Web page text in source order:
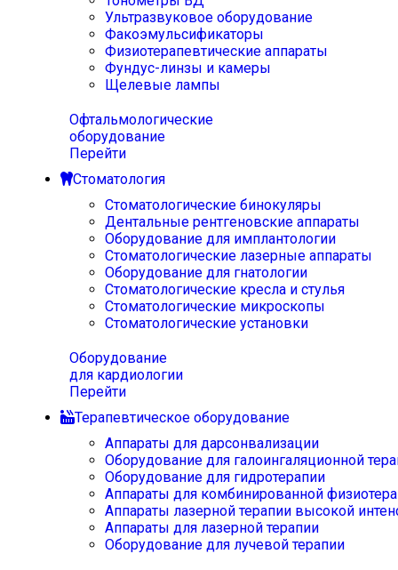
Ультразвуковое оборудование
Факоэмульсификаторы
Физиотерапевтические аппараты
Фундус-линзы и камеры
Щелевые лампы
Офтальмологические
оборудование
Перейти
Стоматология
Стоматологические бинокуляры
Дентальные рентгеновские аппараты
Оборудование для имплантологии
Стоматологические лазерные аппараты
Оборудование для гнатологии
Стоматологические кресла и стулья
Стоматологические микроскопы
Стоматологические установки
Оборудование
для кардиологии
Перейти
Терапевтическое оборудование
Аппараты для дарсонвализации
Оборудование для галоингаляционной
Оборудование для гидротерапии
Аппараты для комбинированной
Аппараты лазерной терапии высокой
Аппараты для лазерной терапии
Оборудование для лучевой терапии